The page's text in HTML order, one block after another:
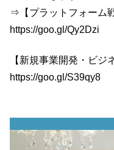
⇒【プラットフォーム
https://goo.gl/Qy2Dzi
【新規事業開発・ビ
https://goo.gl/S39qy8